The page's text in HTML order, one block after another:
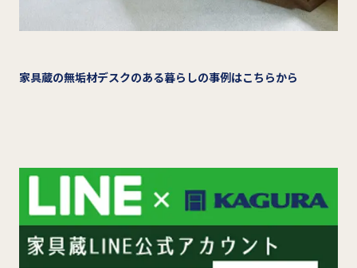
家具蔵の無垢材デスクのある暮らしの事例はこちらから